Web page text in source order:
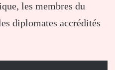
les membres du
diplomates accrédités